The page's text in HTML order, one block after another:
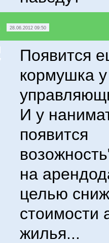
28.06.2012 09:50
Появится
кормушка у
И у
появится
на
целью
стоимости
жилья...